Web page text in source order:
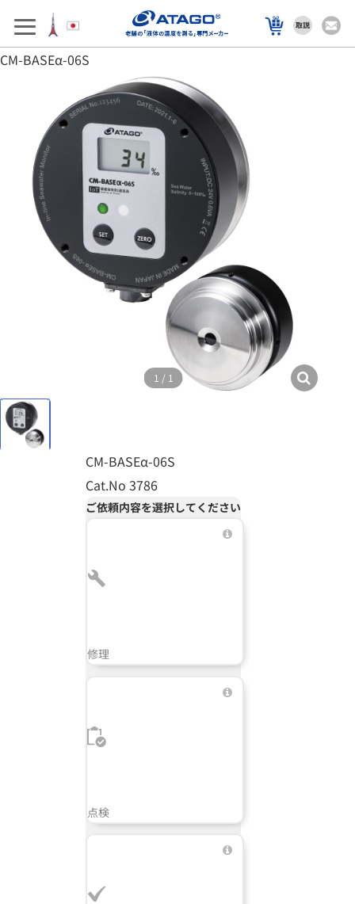
アフターサポート
製品を選ぶ
CM-BASEα-06S
1 / 1
CM-BASEα-06S
Cat.No 3786
ご依頼内容を選択してください
修理
点検